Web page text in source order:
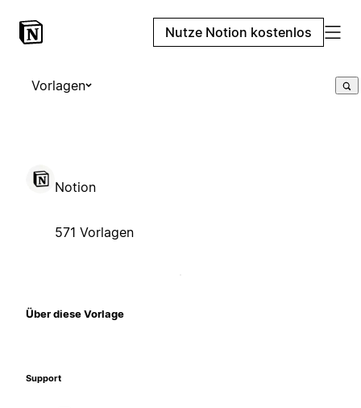
Nutze Notion kostenlos
Vorlagen
Notion
571 Vorlagen
Über diese Vorlage
Support